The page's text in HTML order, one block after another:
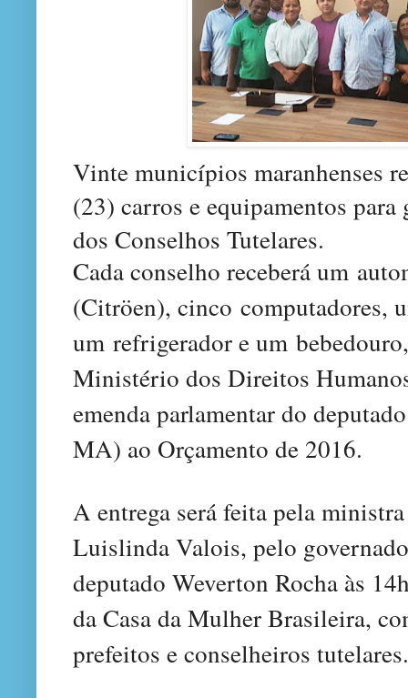
Vinte municípios maranhenses
(23) carros e equipamentos
dos Conselhos Tutelares.
Cada conselho receberá um
(Citröen), cinco computadores,
um refrigerador e um
Ministério dos Direitos
emenda parlamentar do
MA) ao Orçamento de 2016.
A entrega será feita pela
Luislinda Valois, pelo
deputado Weverton Rocha às
da Casa da Mulher Brasileira,
prefeitos e conselheiros tutelares.